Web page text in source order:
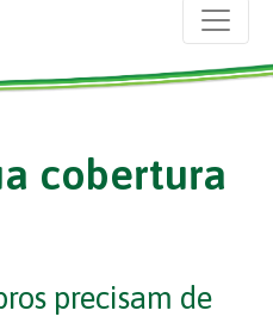
cobertura
precisam de